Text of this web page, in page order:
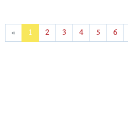
« 1 2 3 4 5 6